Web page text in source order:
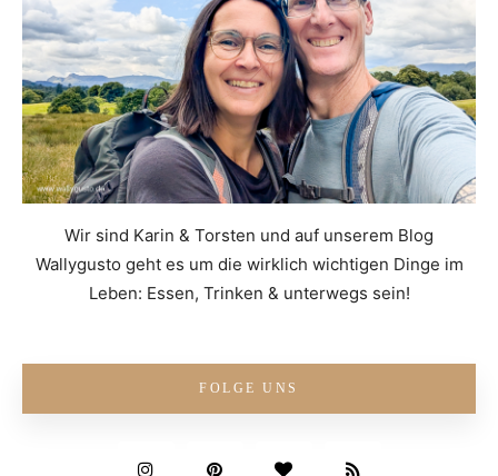
Wir sind Karin & Torsten und auf unserem Blog
Wallygusto geht es um die wirklich wichtigen Dinge im
Leben: Essen, Trinken & unterwegs sein!
FOLGE UNS